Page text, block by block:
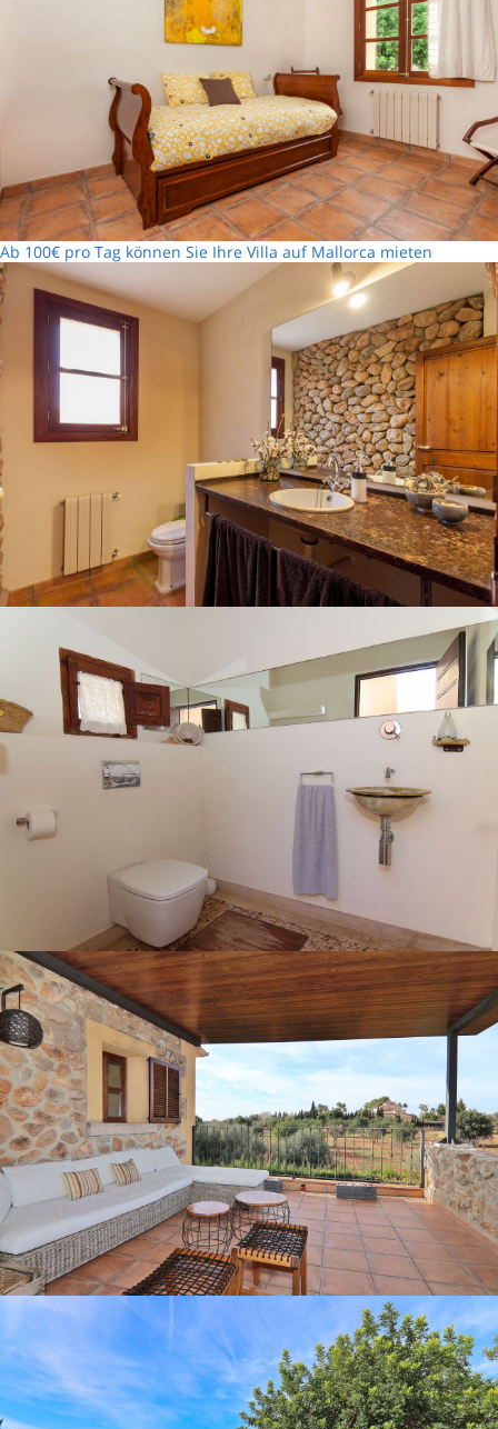
Ab 100€ pro Tag können Sie Ihre Villa auf Mallorca mieten